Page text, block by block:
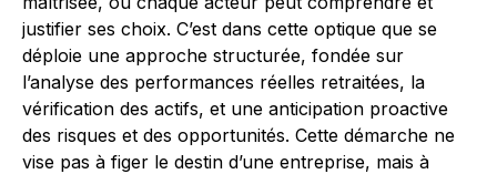
justifier ses choix. C’est dans cette optique que se
déploie une approche structurée, fondée sur
l’analyse des performances réelles retraitées, la
vérification des actifs, et une anticipation proactive
des risques et des opportunités. Cette démarche ne
vise pas à figer le destin d’une entreprise, mais à